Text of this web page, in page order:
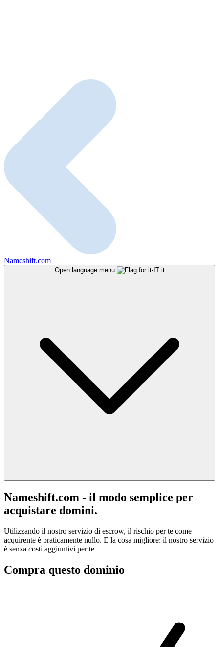
Nameshift.com
Open language menu it
Nameshift.com - il modo semplice per
acquistare domini.
Utilizzando il nostro servizio di escrow, il rischio per te come
acquirente è praticamente nullo. E la cosa migliore: il nostro servizio
è senza costi aggiuntivi per te.
Compra questo dominio